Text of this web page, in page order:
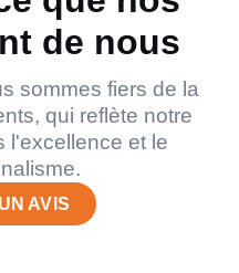
de nous
sommes fiers de la
qui reflète notre
l'excellence et le
AVIS